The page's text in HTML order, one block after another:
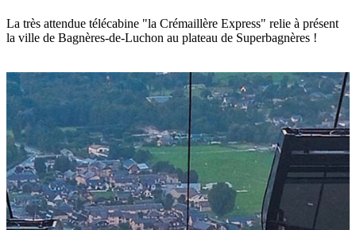
La très attendue télécabine "la Crémaillère Express" relie à présent
la ville de Bagnères-de-Luchon au plateau de Superbagnères !